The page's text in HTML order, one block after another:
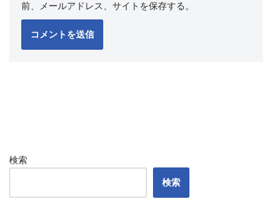
前、メールアドレス、サイトを保存する。
検索
検索